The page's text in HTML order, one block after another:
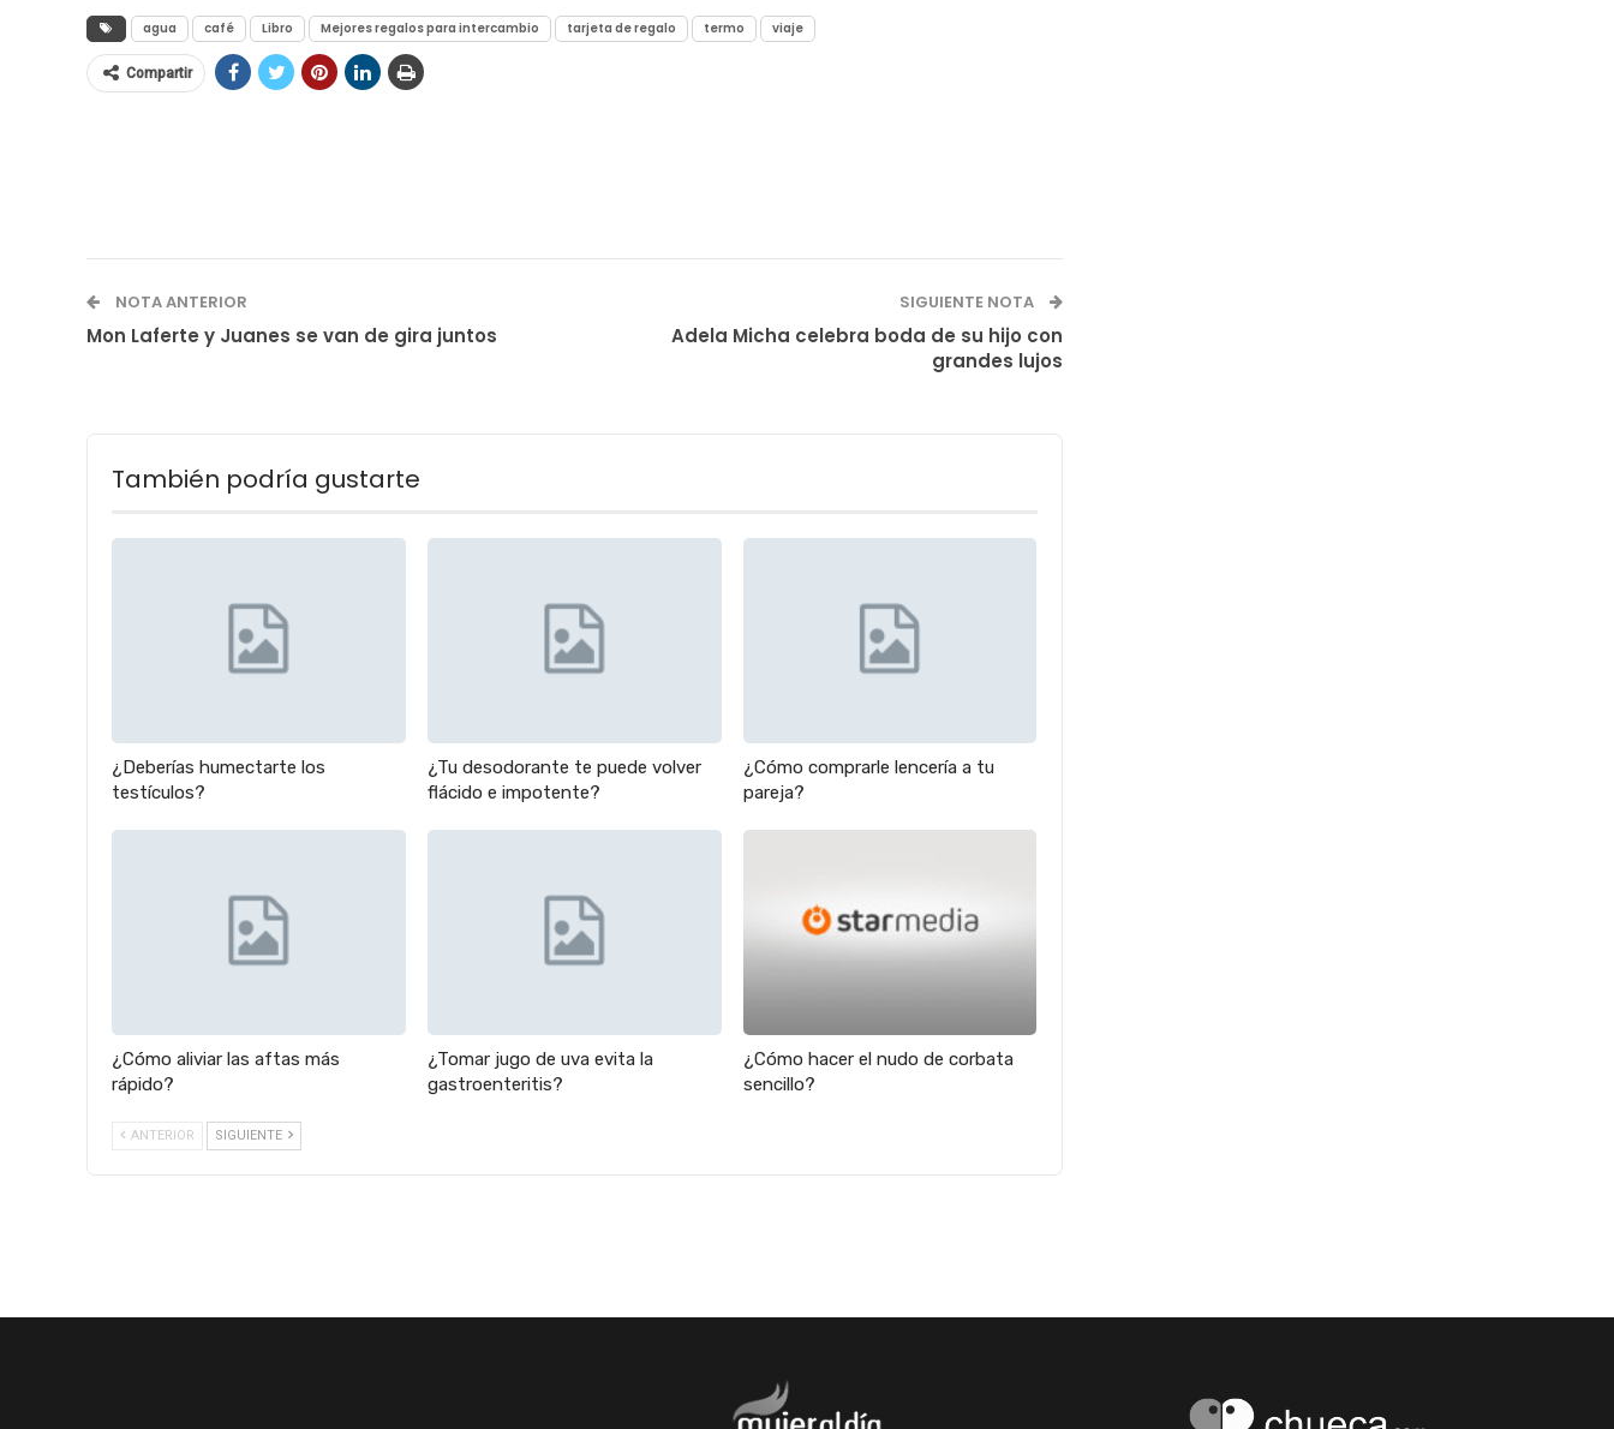
agua café Libro Mejores regalos para intercambio tarjeta de regalo termo viaje
Compartir
NOTA ANTERIOR
Mon Laferte y Juanes se van de gira juntos
SIGUIENTE NOTA
Adela Micha celebra boda de su hijo con
grandes lujos
También podría gustarte
¿Deberías humectarte los
testículos?
¿Tu desodorante te puede volver
flácido e impotente?
¿Cómo comprarle lencería a tu
pareja?
¿Cómo aliviar las aftas más
rápido?
¿Tomar jugo de uva evita la
gastroenteritis?
¿Cómo hacer el nudo de corbata
sencillo?
ANTERIOR SIGUIENTE